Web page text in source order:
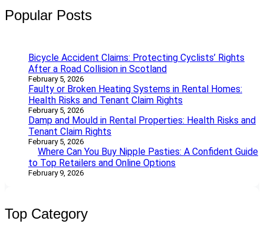
Popular Posts
Bicycle Accident Claims: Protecting Cyclists’ Rights
After a Road Collision in Scotland
February 5, 2026
Faulty or Broken Heating Systems in Rental Homes:
Health Risks and Tenant Claim Rights
February 5, 2026
Damp and Mould in Rental Properties: Health Risks and
Tenant Claim Rights
February 5, 2026
Where Can You Buy Nipple Pasties: A Confident Guide
to Top Retailers and Online Options
February 9, 2026
Top Category